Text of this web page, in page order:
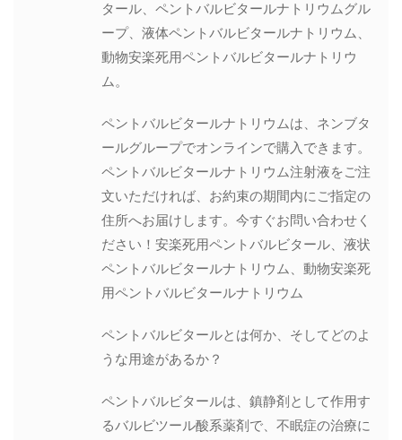
タール、ペントバルビタールナトリウムグル
ープ、液体ペントバルビタールナトリウム、
動物安楽死用ペントバルビタールナトリウ
ム。
ペントバルビタールナトリウムは、ネンブタ
ールグループでオンラインで購入できます。
ペントバルビタールナトリウム注射液をご注
文いただければ、お約束の期間内にご指定の
住所へお届けします。今すぐお問い合わせく
ださい！安楽死用ペントバルビタール、液状
ペントバルビタールナトリウム、動物安楽死
用ペントバルビタールナトリウム
ペントバルビタールとは何か、そしてどのよ
うな用途があるか？
ペントバルビタールは、鎮静剤として作用す
るバルビツール酸系薬剤で、不眠症の治療に